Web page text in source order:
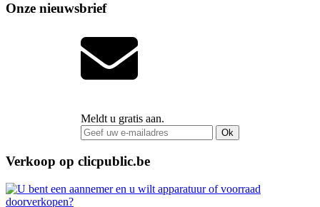
Onze nieuwsbrief
Meldt u gratis aan.
Ok
Verkoop op clicpublic.be